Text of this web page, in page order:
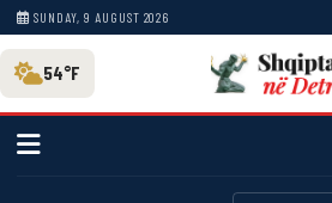
SUNDAY, 9 AUGUST 2026
54°F